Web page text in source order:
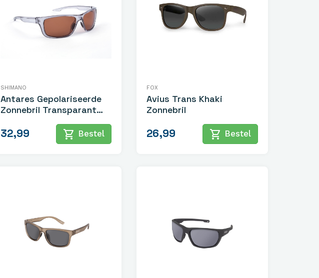
SHIMANO
Antares Gepolariseerde
Zonnebril Transparant
32,99 shopping_cart Bestel
FOX
Avius Trans Khaki
Zonnebril
26,99 shopping_cart Bestel